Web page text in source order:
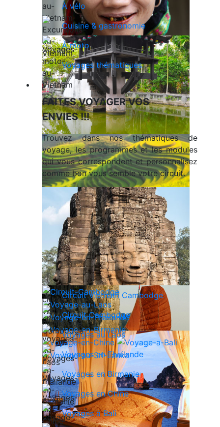
À vélo
Cuisine & gastronomie
À moto
Voyages thématiques
Voyages en Indochine & Asie
FAITES VOYAGER VOS
ENVIES !!!
Trouvez dans nos thématiques de
voyage, les programmes et les modules
qui vous correspondent et personnalisez
comme bon vous semble votre circuit.
Circuit Vietnam Cambodge
Circuit Cambodge
Voyages au Laos
Voyages en Thailande
Voyages en Birmanie
Voyages en Chine
Voyages à Bali